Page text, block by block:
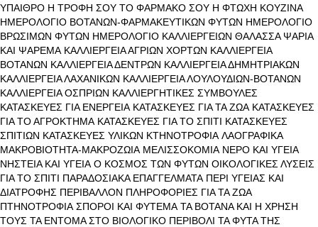
ΥΠΑΙΘΡΟ Η ΤΡΟΦΗ ΣΟΥ ΤΟ ΦΑΡΜΑΚΟ ΣΟΥ Η ΦΤΩΧΗ ΚΟΥΖΙΝΑ
ΗΜΕΡΟΛΟΓΙΟ ΒΟΤΑΝΩΝ-ΦΑΡΜΑΚΕΥΤΙΚΩΝ ΦΥΤΩΝ ΗΜΕΡΟΛΟΓΙΟ
ΒΡΩΣΙΜΩΝ ΦΥΤΩΝ ΗΜΕΡΟΛΟΓΙΟ ΚΑΛΛΙΕΡΓΕΙΩΝ ΘΑΛΑΣΣΑ ΨΑΡΙΑ
ΚΑΙ ΨΑΡΕΜΑ ΚΑΛΛΙΕΡΓΕΙΑ ΑΓΡΙΩΝ ΧΟΡΤΩΝ ΚΑΛΛΙΕΡΓΕΙΑ
ΒΟΤΑΝΩΝ ΚΑΛΛΙΕΡΓΕΙΑ ΔΕΝΤΡΩΝ ΚΑΛΛΙΕΡΓΕΙΑ ΔΗΜΗΤΡΙΑΚΩΝ
ΚΑΛΛΙΕΡΓΕΙΑ ΛΑΧΑΝΙΚΩΝ ΚΑΛΛΙΕΡΓΕΙΑ ΛΟΥΛΟΥΔΙΩΝ-ΒΟΤΑΝΩΝ
ΚΑΛΛΙΕΡΓΕΙΑ ΟΣΠΡΙΩΝ ΚΑΛΛΙΕΡΓΗΤΙΚΕΣ ΣΥΜΒΟΥΛΕΣ
ΚΑΤΑΣΚΕΥΕΣ ΓΙΑ ΕΝΕΡΓΕΙΑ ΚΑΤΑΣΚΕΥΕΣ ΓΙΑ ΤΑ ΖΩΑ ΚΑΤΑΣΚΕΥΕΣ
ΓΙΑ ΤΟ ΑΓΡΟΚΤΗΜΑ ΚΑΤΑΣΚΕΥΕΣ ΓΙΑ ΤΟ ΣΠΙΤΙ ΚΑΤΑΣΚΕΥΕΣ
ΣΠΙΤΙΩΝ ΚΑΤΑΣΚΕΥΕΣ ΥΛΙΚΩΝ ΚΤΗΝΟΤΡΟΦΙΑ ΛΑΟΓΡΑΦΙΚΑ
ΜΑΚΡΟΒΙΟΤΗΤΑ-ΜΑΚΡΟΖΩΙΑ ΜΕΛΙΣΣΟΚΟΜΙΑ ΝΕΡΟ ΚΑΙ ΥΓΕΙΑ
ΝΗΣΤΕΙΑ ΚΑΙ ΥΓΕΙΑ Ο ΚΟΣΜΟΣ ΤΩΝ ΦΥΤΩΝ ΟΙΚΟΛΟΓΙΚΕΣ ΛΥΣΕΙΣ
ΓΙΑ ΤΟ ΣΠΙΤΙ ΠΑΡΑΔΟΣΙΑΚΑ ΕΠΑΓΓΕΛΜΑΤΑ ΠΕΡΙ ΥΓΕΙΑΣ ΚΑΙ
ΔΙΑΤΡΟΦΗΣ ΠΕΡΙΒΑΛΛΟΝ ΠΛΗΡΟΦΟΡΙΕΣ ΓΙΑ ΤΑ ΖΩΑ
ΠΤΗΝΟΤΡΟΦΙΑ ΣΠΟΡΟΙ ΚΑΙ ΦΥΤΕΜΑ ΤΑ ΒΟΤΑΝΑ ΚΑΙ Η ΧΡΗΣΗ
ΤΟΥΣ ΤΑ ΕΝΤΟΜΑ ΣΤΟ ΒΙΟΛΟΓΙΚΟ ΠΕΡΙΒΟΛΙ ΤΑ ΦΥΤΑ ΤΗΣ